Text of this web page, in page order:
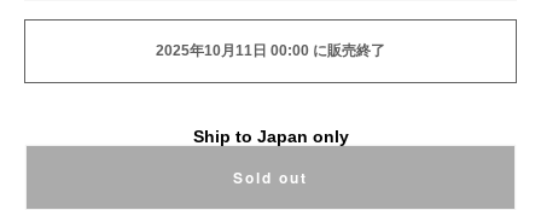
2025年10月11日 00:00 に販売終了
Ship to Japan only
Sold out